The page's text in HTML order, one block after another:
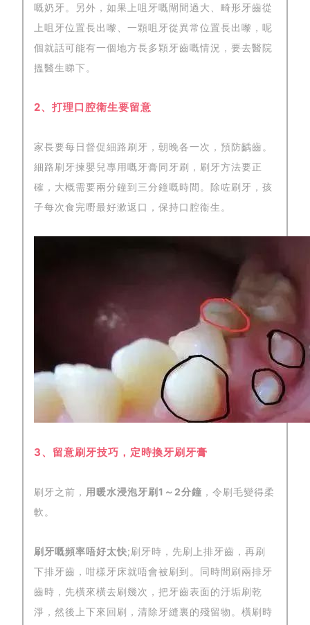
嘅奶牙。另外，如果上咀牙嘅閘間過大、畸形牙齒從
上咀牙位置長出嚟、一顆咀牙從異常位置長出嚟，呢
個就話可能有一個地方長多顆牙齒嘅情況，要去醫院
搵醫生睇下。
2、打理口腔衛生要留意
家長要每日督促細路刷牙，朝晚各一次，預防齲齒。
細路刷牙揀嬰兒專用嘅牙膏同牙刷，刷牙方法要正
確，大概需要兩分鐘到三分鐘嘅時間。除咗刷牙，孩
子每次食完嘢最好漱返口，保持口腔衞生。
3、留意刷牙技巧，定時換牙刷牙膏
刷牙之前， 用暖水浸泡牙刷1～2分鐘 ，令刷毛變得柔
軟。
刷牙嘅頻率唔好太快;刷牙時，先刷上排牙齒，再刷
下排牙齒，咁樣牙床就唔會被刷到。同時間刷兩排牙
齒時，先橫來橫去刷幾次，把牙齒表面的汙垢刷乾
淨，然後上下來回刷，清除牙縫裏的殘留物。橫刷時